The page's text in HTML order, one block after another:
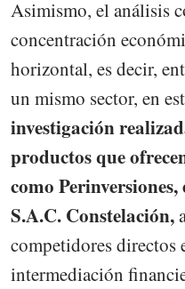
Asimismo, el análisis
concentración
horizontal, es decir,
un mismo sector, en
investigación
productos que
como
S.A.C. Constelación,
competidores directos
intermediación